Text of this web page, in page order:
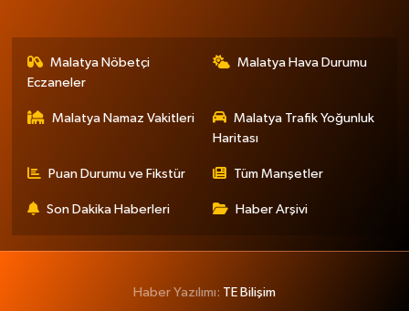
Malatya Nöbetçi
Eczaneler
Malatya Hava Durumu
Malatya Namaz Vakitleri
Malatya Trafik Yoğunluk
Haritası
Puan Durumu ve Fikstür Tüm Manşetler
Son Dakika Haberleri Haber Arşivi
Haber Yazılımı: TE Bilişim